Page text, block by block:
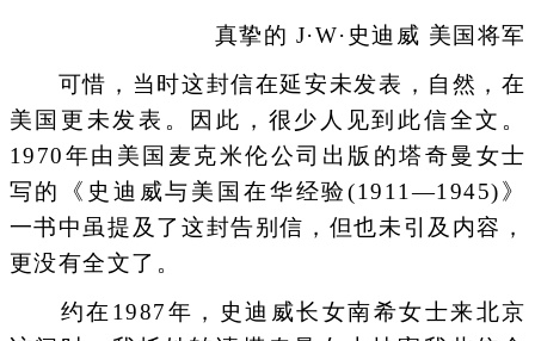
真挚的 J·W·史迪威 美国将军
可惜，当时这封信在延安未发表，自然，在
美国更未发表。因此，很少人见到此信全文。
1970年由美国麦克米伦公司出版的塔奇曼女士
写的《史迪威与美国在华经验(1911—1945)》
一书中虽提及了这封告别信，但也未引及内容，
更没有全文了。
约在1987年，史迪威长女南希女士来北京